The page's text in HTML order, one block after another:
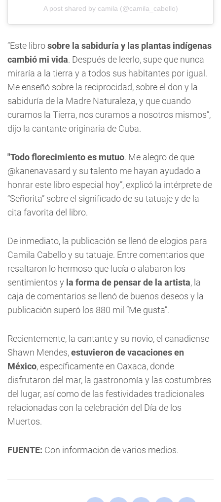
A post shared by camila (@camila_cabello)
“Este librosobre la sabiduría y las plantas indígenas
cambió mi vida. Después de leerlo, supe que nunca
miraría a la tierra y a todos sus habitantes por igual.
Me enseñó sobre la reciprocidad, sobre el don y la
sabiduría de la Madre Naturaleza, y que cuando
curamos la Tierra, nos curamos a nosotros mismos”,
dijo la cantante originaria de Cuba.
"Todo florecimiento es mutuo. Me alegro de que
@kanenavasard y su talento me hayan ayudado a
honrar este libro especial hoy”, explicó la intérprete de
“Señorita” sobre el significado de su tatuaje y de la
cita favorita del libro.
De inmediato, la publicación se llenó de elogios para
Camila Cabello y su tatuaje. Entre comentarios que
resaltaron lo hermoso que lucía o alabaron los
sentimientos y la forma de pensar de la artista, la
caja de comentarios se llenó de buenos deseos y la
publicación superó los 880 mil “Me gusta”.
Recientemente, la cantante y su novio, el canadiense
Shawn Mendes,estuvieron de vacaciones en
México, específicamente en Oaxaca, donde
disfrutaron del mar, la gastronomía y las costumbres
del lugar, así como de las festividades tradicionales
relacionadas con la celebración del Día de los
Muertos.
FUENTE: Con información de varios medios.